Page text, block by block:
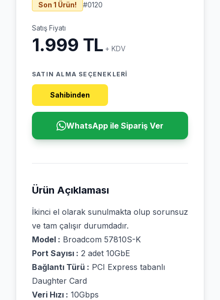
Son 1 Ürün!
#0120
Satış Fiyatı
1.999 TL + KDV
SATIN ALMA SEÇENEKLERI
Sahibinden
WhatsApp ile Sipariş Ver
Ürün Açıklaması
İkinci el olarak sunulmakta olup sorunsuz
ve tam çalışır durumdadır.
Model : Broadcom 57810S-K
Port Sayısı : 2 adet 10GbE
Bağlantı Türü : PCI Express tabanlı
Daughter Card
Veri Hızı : 10Gbps